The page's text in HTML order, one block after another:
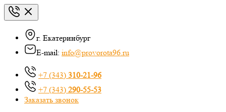
г. Екатеринбург
E-mail: info@provorota96.ru
+7 (343) 310-21-96
+7 (343) 290-55-53
Заказать звонок